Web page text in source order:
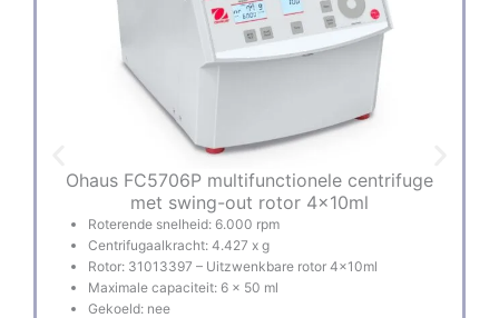
Ohaus FC5706P multifunctionele centrifuge
met swing-out rotor 4x10ml
Roterende snelheid: 6.000 rpm
Centrifugaalkracht: 4.427 x g
Rotor: 31013397 – Uitzwenkbare rotor 4x10ml
Maximale capaciteit: 6 x 50 ml
Gekoeld: nee